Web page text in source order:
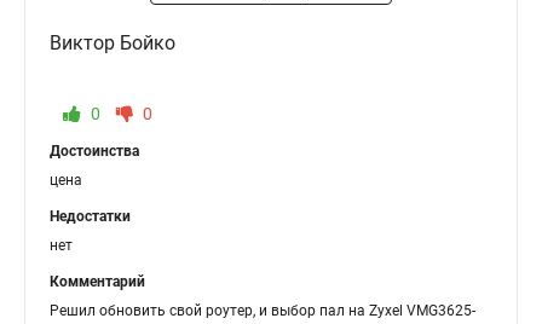
Виктор Бойко
0 0
Достоинства
цена
Недостатки
нет
Комментарий
Решил обновить свой роутер, и выбор пал на Zyxel VMG3625-